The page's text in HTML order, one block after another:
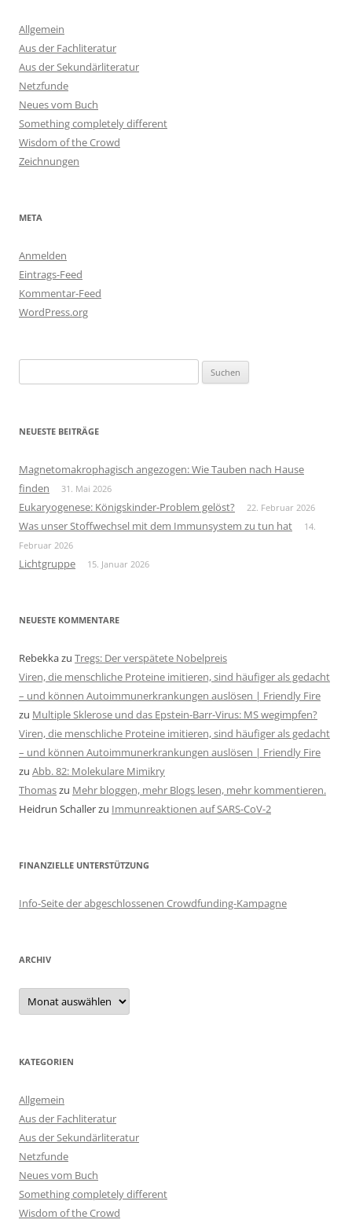
Allgemein
Aus der Fachliteratur
Aus der Sekundärliteratur
Netzfunde
Neues vom Buch
Something completely different
Wisdom of the Crowd
Zeichnungen
META
Anmelden
Eintrags-Feed
Kommentar-Feed
WordPress.org
nach:
NEUESTE BEITRÄGE
Magnetomakrophagisch angezogen: Wie Tauben nach Hause
finden
31. Mai 2026
Eukaryogenese: Königskinder-Problem gelöst? 22. Februar 2026
Was unser Stoffwechsel mit dem Immunsystem zu tun hat
14.
Februar 2026
Lichtgruppe 15. Januar 2026
NEUESTE KOMMENTARE
Rebekkazu Tregs: Der verspätete Nobelpreis
Viren, die menschliche Proteine imitieren, sind häufiger als gedacht
– und können Autoimmunerkrankungen auslösen | Friendly Fire
zu Multiple Sklerose und das Epstein-Barr-Virus: MS wegimpfen?
Viren, die menschliche Proteine imitieren, sind häufiger als gedacht
– und können Autoimmunerkrankungen auslösen | Friendly Fire
zu Abb. 82: Molekulare Mimikry
Thomaszu Mehr bloggen, mehr Blogs lesen, mehr kommentieren.
Heidrun Schallerzu Immunreaktionen auf SARS-CoV-2
FINANZIELLE UNTERSTÜTZUNG
Info-Seite der abgeschlossenen Crowdfunding-Kampagne
ARCHIV
Archiv
KATEGORIEN
Allgemein
Aus der Fachliteratur
Aus der Sekundärliteratur
Netzfunde
Neues vom Buch
Something completely different
Wisdom of the Crowd